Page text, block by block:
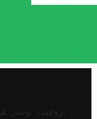
تروفيت تونس